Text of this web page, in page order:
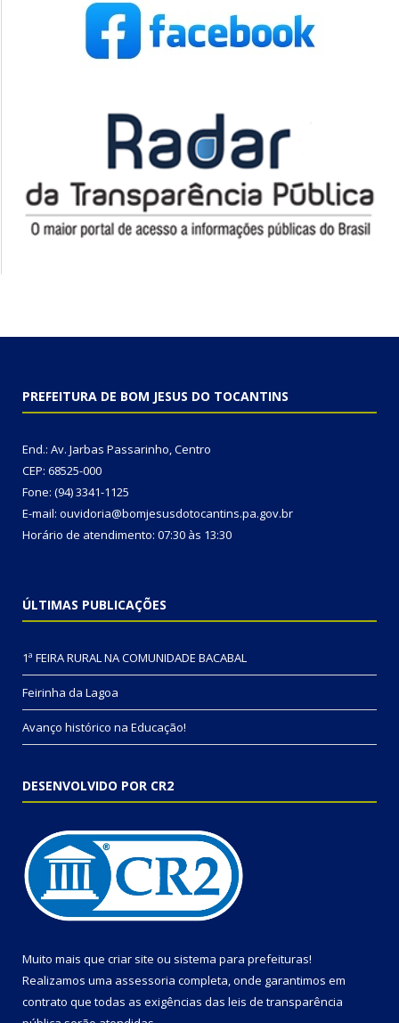
PREFEITURA DE BOM JESUS DO TOCANTINS
End.: Av. Jarbas Passarinho, Centro
CEP: 68525-000
Fone: (94) 3341-1125
E-mail: ouvidoria@bomjesusdotocantins.pa.gov.br
Horário de atendimento: 07:30 às 13:30
ÚLTIMAS PUBLICAÇÕES
1ª FEIRA RURAL NA COMUNIDADE BACABAL
Feirinha da Lagoa
Avanço histórico na Educação!
DESENVOLVIDO POR CR2
Muito mais que criar site ou sistema para prefeituras!
Realizamos uma assessoria completa, onde garantimos em
contrato que todas as exigências das leis de transparência